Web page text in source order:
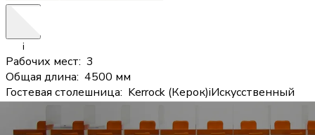
i
Рабочих мест: 3
Общая длина: 4500 мм
Гостевая столешница: Kerrock (Керок)iИскусственный
Материал корпуса:Толщина 25 мм
ЛДСП «Титан»